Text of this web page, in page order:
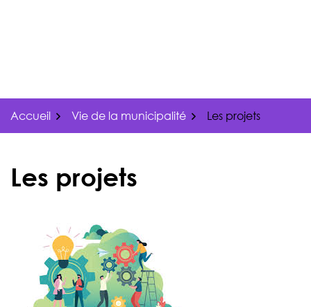
Accueil Vie de la municipalité Les projets
Les projets